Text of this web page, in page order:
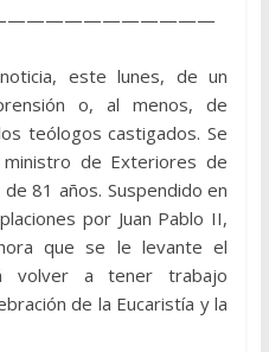
este lunes, de un
o, al menos, de
teólogos castigados. Se
de Exteriores de
81 años. Suspendido en
por Juan Pablo II,
que se le levante el
volver a tener trabajo
de la Eucaristía y la